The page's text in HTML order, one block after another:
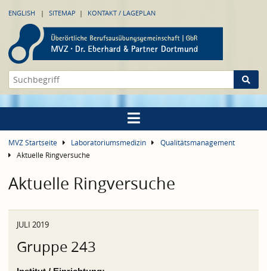
ENGLISH SITEMAP KONTAKT / LAGEPLAN
MVZ Startseite Laboratoriumsmedizin
Qualitätsmanagement
Aktuelle Ringversuche
Aktuelle Ringversuche
JULI 2019
Gruppe 243